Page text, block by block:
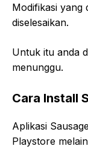
Modifikasi yang
diselesaikan.
Untuk itu anda
menunggu.
Cara Install
Aplikasi
Playstore